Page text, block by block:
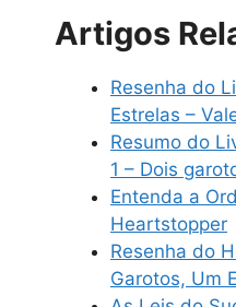
Artigos
Resenha do
Estrelas –
Resumo do
1 – Dois
Entenda a
Heartstopper
Resenha do
Garotos, Um